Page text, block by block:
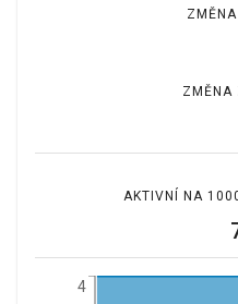
ZMĚNA
AKTIVNÍ NA
4